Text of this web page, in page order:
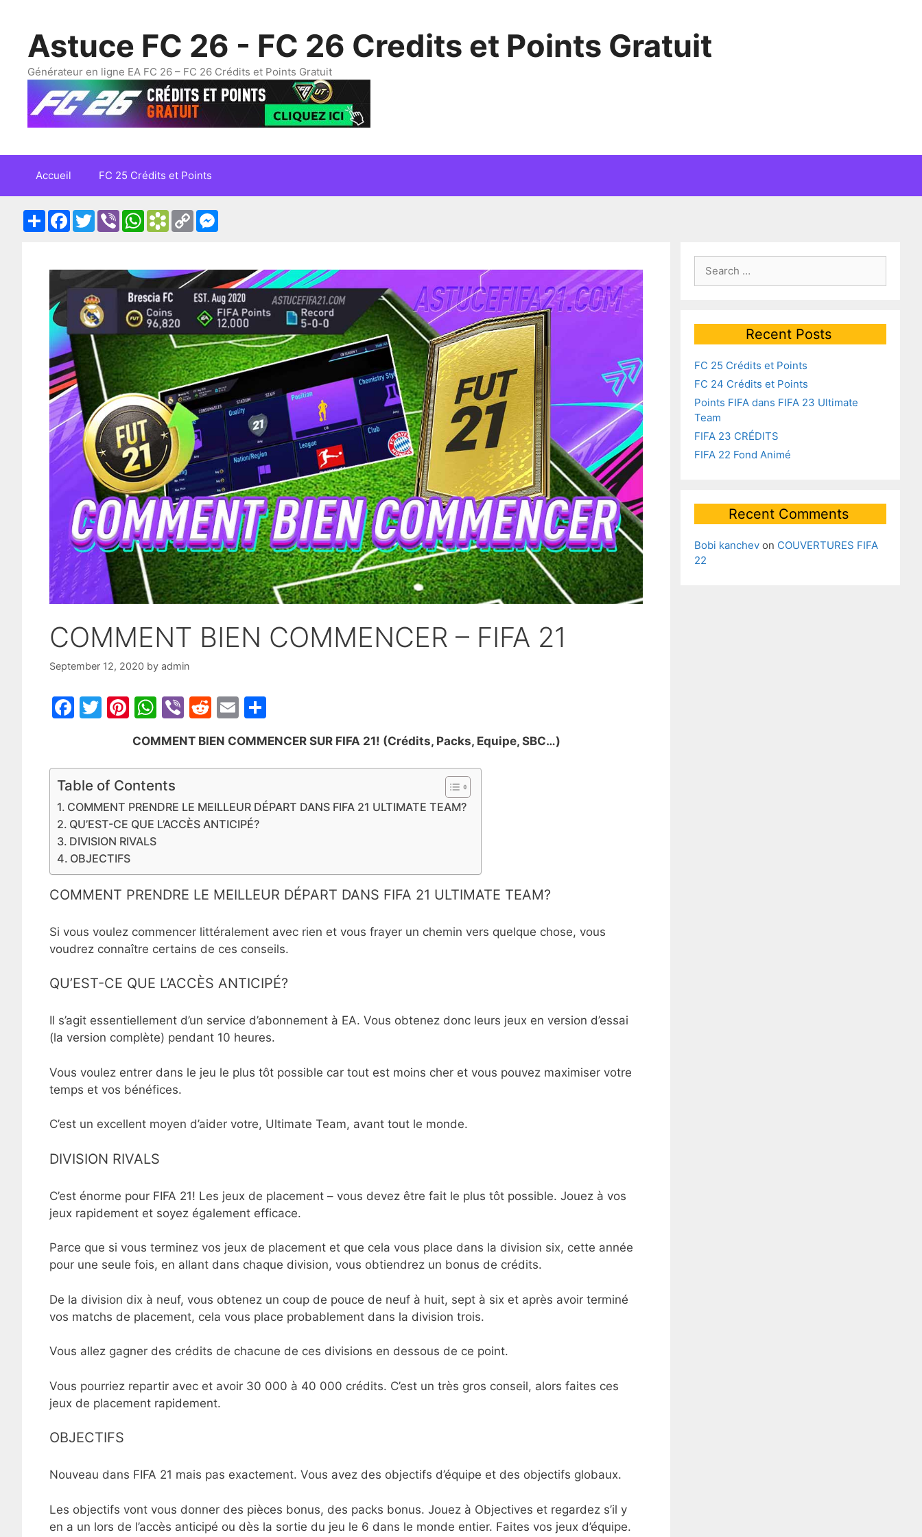
contentAstuce FC 26 - FC 26 Credits et Points Gratuit
Générateur en ligne EA FC 26 – FC 26 Crédits et Points Gratuit
Accueil FC 25 Crédits et Points
ShareFacebook
TwitterViberWhatsApp
Bookmarks.fr
Copy
Link
COMMENT BIEN COMMENCER – FIFA 21
September 12, 2020 by admin
F
e
b
o
o
k
T
er
Pi
nt
er
e
st
W
h
at
s
A
p
Vi
b
er
R
e
d
di
E
m
ai
l
h
ar
e
COMMENT BIEN COMMENCER SUR FIFA 21! (Crédits, Packs, Equipe, SBC…)
Table of Contents
COMMENT PRENDRE LE MEILLEUR DÉPART DANS FIFA 21 ULTIMATE TEAM?
QU’EST-CE QUE L’ACCÈS ANTICIPÉ?
DIVISION RIVALS
OBJECTIFS
COMMENT PRENDRE LE MEILLEUR DÉPART DANS FIFA 21 ULTIMATE TEAM?
Si vous voulez commencer littéralement avec rien et vous frayer un chemin vers quelque chose, vous
voudrez connaître certains de ces conseils.
QU’EST-CE QUE L’ACCÈS ANTICIPÉ?
Il s’agit essentiellement d’un service d’abonnement à EA. Vous obtenez donc leurs jeux en version d’essai
(la version complète) pendant 10 heures.
Vous voulez entrer dans le jeu le plus tôt possible car tout est moins cher et vous pouvez maximiser votre
temps et vos bénéfices.
C’est un excellent moyen d’aider votre, Ultimate Team, avant tout le monde.
DIVISION RIVALS
C’est énorme pour FIFA 21! Les jeux de placement – vous devez être fait le plus tôt possible. Jouez à vos
jeux rapidement et soyez également efficace.
Parce que si vous terminez vos jeux de placement et que cela vous place dans la division six, cette année
pour une seule fois, en allant dans chaque division, vous obtiendrez un bonus de crédits.
De la division dix à neuf, vous obtenez un coup de pouce de neuf à huit, sept à six et après avoir terminé
vos matchs de placement, cela vous place probablement dans la division trois.
Vous allez gagner des crédits de chacune de ces divisions en dessous de ce point.
Vous pourriez repartir avec et avoir 30 000 à 40 000 crédits. C’est un très gros conseil, alors faites ces
jeux de placement rapidement.
OBJECTIFS
Nouveau dans FIFA 21 mais pas exactement. Vous avez des objectifs d’équipe et des objectifs globaux.
Les objectifs vont vous donner des pièces bonus, des packs bonus. Jouez à Objectives et regardez s’il y
en a un lors de l’accès anticipé ou dès la sortie du jeu le 6 dans le monde entier. Faites vos jeux d’équipe.
for:
Recent Posts
FC 25 Crédits et Points
FC 24 Crédits et Points
Points FIFA dans FIFA 23 Ultimate
Team
FIFA 23 CRÉDITS
FIFA 22 Fond Animé
Recent Comments
Bobi kanchev on COUVERTURES FIFA
22